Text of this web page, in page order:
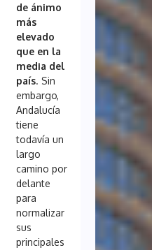
de ánimo
más
elevado
que en la
media del
país. Sin
embargo,
Andalucía
tiene
todavía un
largo
camino por
delante
para
normalizar
sus
principales